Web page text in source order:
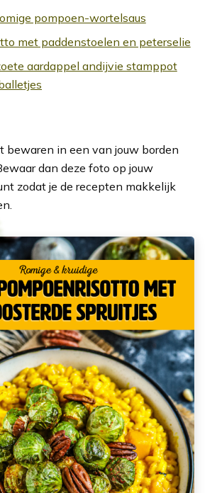
pompoen-wortelsaus
met paddenstoelen en peterselie
aardappel andijvie stamppot
bewaren in een van jouw borden
dan deze foto op jouw
zodat je de recepten makkelijk